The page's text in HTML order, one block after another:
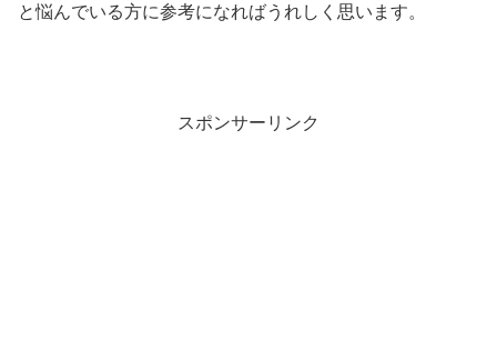
と悩んでいる方に参考になればうれしく思います。
スポンサーリンク